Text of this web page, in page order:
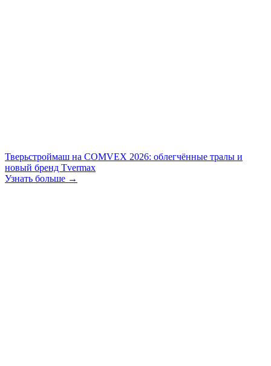
Тверьстроймаш на COMVEX 2026: облегчённые тралы и
новый бренд Tvermax
Узнать больше →